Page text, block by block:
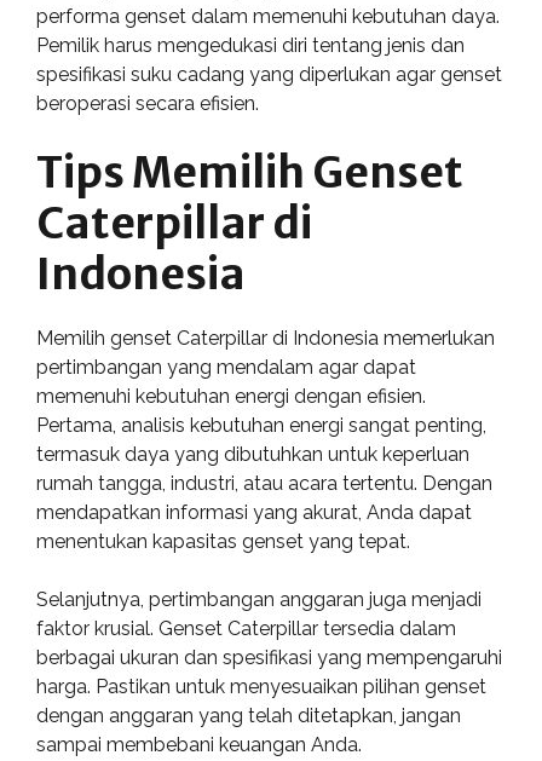
performa genset dalam memenuhi kebutuhan daya.
Pemilik harus mengedukasi diri tentang jenis dan
spesifikasi suku cadang yang diperlukan agar genset
beroperasi secara efisien.
Tips Memilih Genset
Caterpillar di
Indonesia
Memilih genset Caterpillar di Indonesia memerlukan
pertimbangan yang mendalam agar dapat
memenuhi kebutuhan energi dengan efisien.
Pertama, analisis kebutuhan energi sangat penting,
termasuk daya yang dibutuhkan untuk keperluan
rumah tangga, industri, atau acara tertentu. Dengan
mendapatkan informasi yang akurat, Anda dapat
menentukan kapasitas genset yang tepat.
Selanjutnya, pertimbangan anggaran juga menjadi
faktor krusial. Genset Caterpillar tersedia dalam
berbagai ukuran dan spesifikasi yang mempengaruhi
harga. Pastikan untuk menyesuaikan pilihan genset
dengan anggaran yang telah ditetapkan, jangan
sampai membebani keuangan Anda.